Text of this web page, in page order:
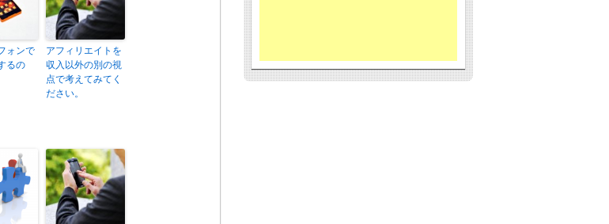
ォンで
るの
アフィリエイトを
収入以外の別の視
点で考えてみてく
ださい。